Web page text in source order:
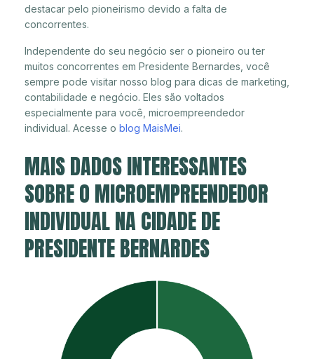
destacar pelo pioneirismo devido a falta de
concorrentes.
Independente do seu negócio ser o pioneiro ou ter
muitos concorrentes em Presidente Bernardes, você
sempre pode visitar nosso blog para dicas de marketing,
contabilidade e negócio. Eles são voltados
especialmente para você, microempreendedor
individual. Acesse o blog MaisMei.
MAIS DADOS INTERESSANTES
SOBRE O MICROEMPREENDEDOR
INDIVIDUAL NA CIDADE DE
PRESIDENTE BERNARDES